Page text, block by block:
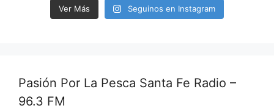
Ver Más Seguinos en Instagram
Pasión Por La Pesca Santa Fe Radio –
96.3 FM